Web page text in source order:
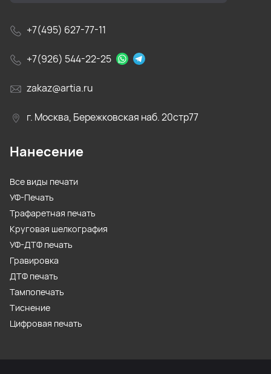
+7(495) 627-77-11
+7(926) 544-22-25
zakaz@artia.ru
г. Москва, Бережковская наб. 20стр77
Нанесение
Все виды печати
УФ-Печать
Трафаретная печать
Круговая шелкография
УФ-ДТФ печать
Гравировка
ДТФ печать
Тампопечать
Тиснение
Цифровая печать